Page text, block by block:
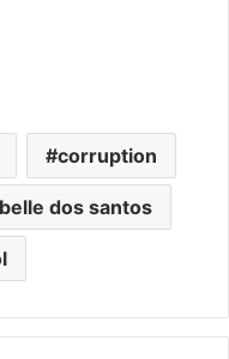
corruption
dos santos